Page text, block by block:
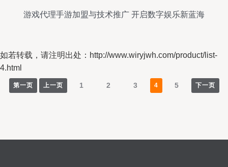
游戏代理手游加盟与技术推广 开启数字娱乐新蓝海
如若转载，请注明出处：http://www.wiryjwh.com/product/list-
4.html
第一页 上一页 1 2 3 4 5 下一页